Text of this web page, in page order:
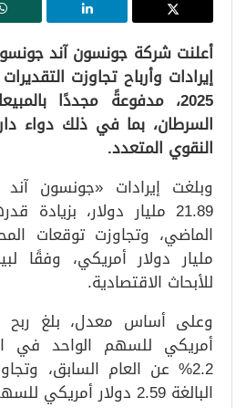
أعلنت شركة جونسون آند جونسون
إيرادات وأرباح تجاوزت
2025، مدفوعةً مجددًا
السرطان، بما في ذلك دواء
النقوي المتعدد.
وبلغت إيرادات «جونسون
مليار دولار أمريكي، وفقًا
للأبحاث الاقتصادية.
أمريكي للسهم الواحد في
2.2% عن العام السابق،
البالغة 2.59 دولار أمريكي للسهم.